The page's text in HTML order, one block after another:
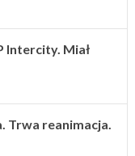
Intercity. Miał
Trwa reanimacja.